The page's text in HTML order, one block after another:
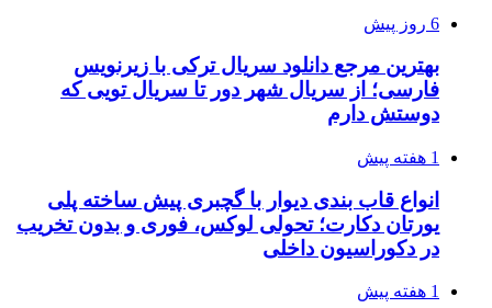
6 روز پیش
بهترین مرجع دانلود سریال ترکی با زیرنویس
فارسی؛ از سریال شهر دور تا سریال تویی که
دوستش دارم
1 هفته پیش
انواع قاب بندی دیوار با گچبری پیش ساخته پلی
یورتان دکارت؛ تحولی لوکس، فوری و بدون تخریب
در دکوراسیون داخلی
1 هفته پیش